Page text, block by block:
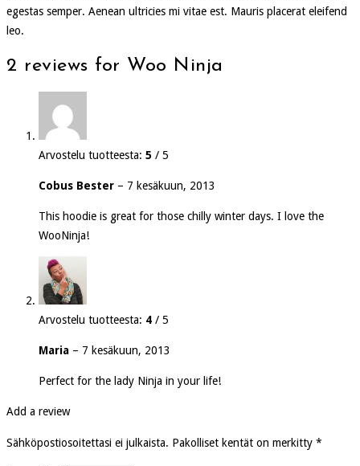
egestas semper. Aenean ultricies mi vitae est. Mauris placerat eleifend
leo.
2 reviews for Woo Ninja
Arvostelu tuotteesta: 5 / 5
Cobus Bester – 7 kesäkuun, 2013
This hoodie is great for those chilly winter days. I love the
WooNinja!
Arvostelu tuotteesta: 4 / 5
Maria – 7 kesäkuun, 2013
Perfect for the lady Ninja in your life!
Add a review
Sähköpostiosoitettasi ei julkaista. Pakolliset kentät on merkitty *